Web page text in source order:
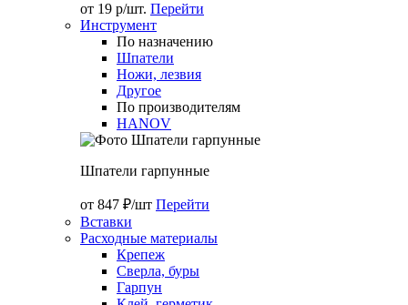
от 19 р/шт. Перейти
Инструмент
По назначению
Шпатели
Ножи, лезвия
Другое
По производителям
HANOV
Шпатели гарпунные
от 847 ₽/шт Перейти
Вставки
Расходные материалы
Крепеж
Сверла, буры
Гарпун